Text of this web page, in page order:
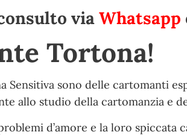
viaWhatsapp
Tortona!
Sensitiva sono delle cartomanti
allo studio della cartomanzia e
d’amore e la loro spiccata